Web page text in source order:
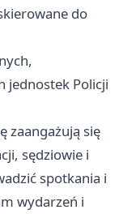
do
jednostek Policji
zaangażują się
sędziowie i
spotkania i
wydarzeń i